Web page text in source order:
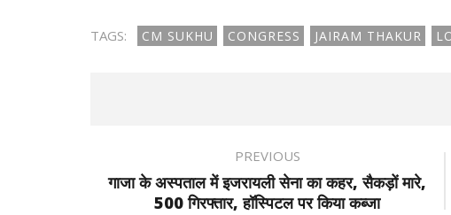
TAGS: CM SUKHU CONGRESS JAIRAM THAKUR
PREVIOUS
गाजा के अस्पताल में इजरायली सेना का कहर, सैकड़ों मारे,
500 गिरफ्तार, हॉस्पिटल पर किया कब्जा